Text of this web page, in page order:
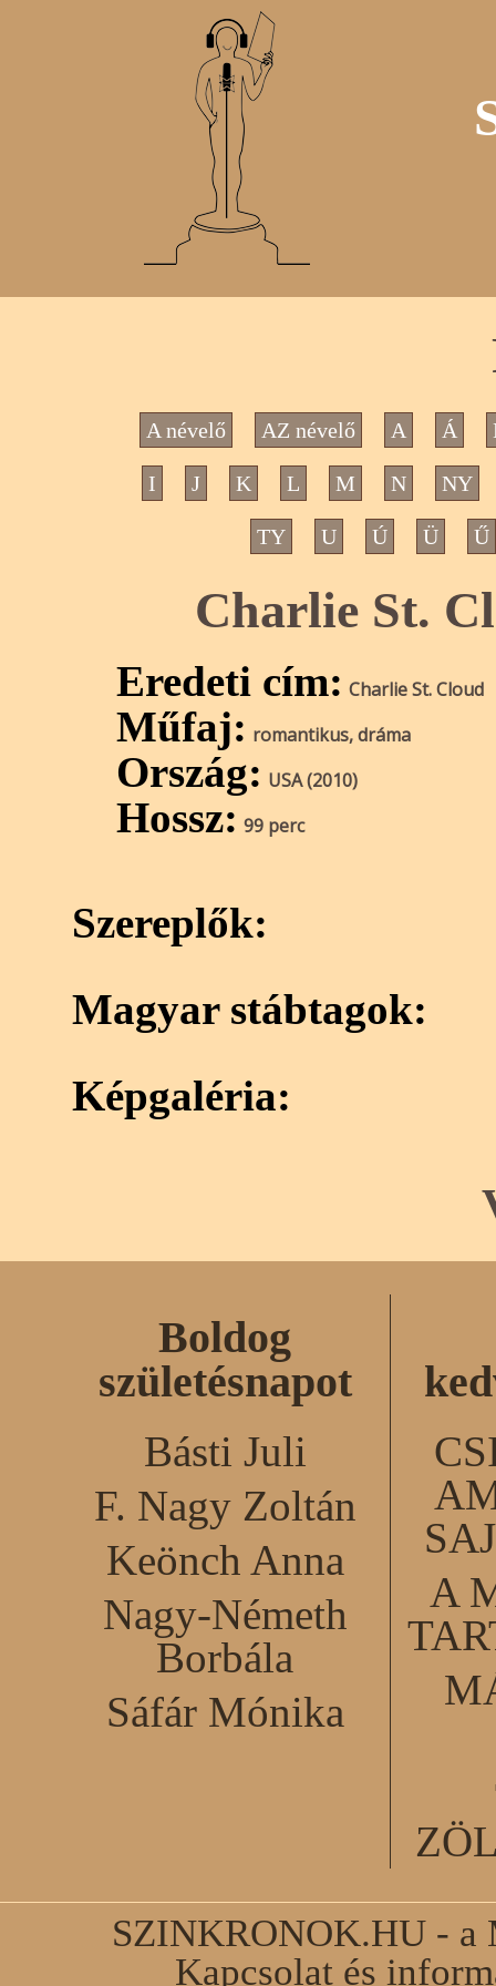
A névelő AZ névelő A Á
I J K L M N NY
TY U Ú Ü Ű
Charlie St.
Eredeti cím: Charlie St. Cloud
Műfaj: romantikus, dráma
Ország: USA (2010)
Hossz: 99 perc
Szereplők:
Magyar stábtagok:
Képgaléria:
Boldog
születésnapot
Básti Juli
F. Nagy Zoltán
Keönch Anna
Nagy-Németh
Borbála
Sáfár Mónika
A
SZINKRONOK.HU - a
Kapcsolat és